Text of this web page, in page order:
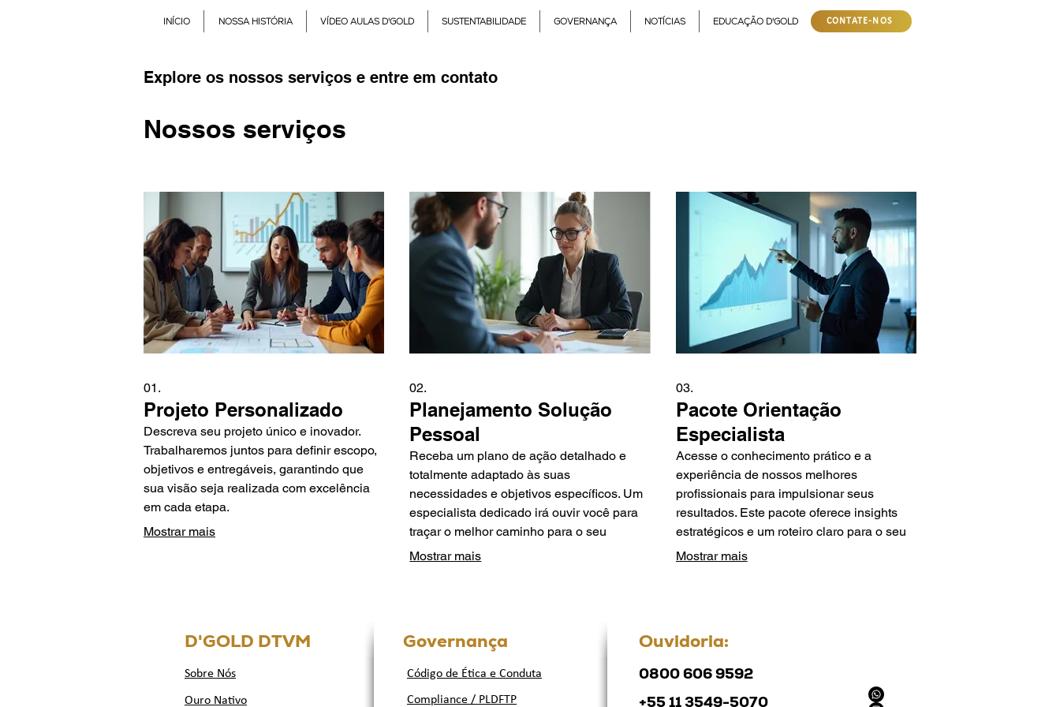
INÍCIO NOSSA HISTÓRIA VÍDEO AULAS D'GOLD SUSTENTABILIDADE GOVERNANÇA NOTÍCIAS EDUCAÇÃO D'GOLD CONTATE-NOS
Explore os nossos serviços e entre em contato
Nossos serviços
01.
Projeto Personalizado
Descreva seu projeto único e inovador.
Trabalharemos juntos para definir escopo,
objetivos e entregáveis, garantindo que
sua visão seja realizada com excelência
em cada etapa.
Mostrar mais
02.
Planejamento Solução
Pessoal
Receba um plano de ação detalhado e
totalmente adaptado às suas
necessidades e objetivos específicos. Um
especialista dedicado irá ouvir você para
traçar o melhor caminho para o seu
sucesso.
Mostrar mais
03.
Pacote Orientação
Especialista
Acesse o conhecimento prático e a
experiência de nossos melhores
profissionais para impulsionar seus
resultados. Este pacote oferece insights
estratégicos e um roteiro claro para o seu
avanço.
Mostrar mais
D'GOLD DTVM Governança Ouvidoria:
Sobre Nós
Ouro Nativo
Código de Ética e Conduta
Compliance / PLDFTP
0800 606 9592
+55 11 3549-5070